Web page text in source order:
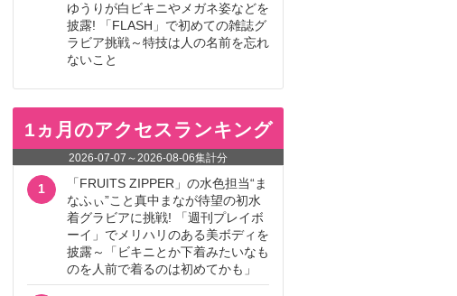
ゆうりが白ビキニやメガネ姿などを
披露! 「FLASH」で初めての雑誌グ
ラビア挑戦～特技は人の名前を忘れ
ないこと
1ヵ月のアクセスランキング
2026-07-07 ～2026-08-06集計分
1
「FRUITS ZIPPER」の水色担当“ま
なふぃ”こと真中まなが待望の初水
着グラビアに挑戦! 「週刊プレイボ
ーイ」でメリハリのある美ボディを
披露～「ビキニとか下着みたいなも
のを人前で着るのは初めてかも」